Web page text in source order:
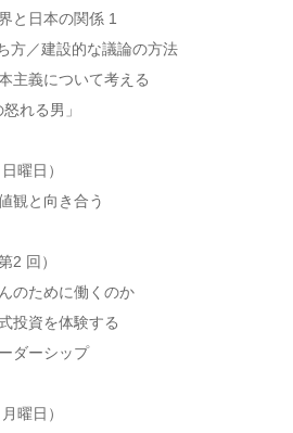
と日本の関係 1
方／建設的な議論の方法
主義について考える
れる男」
曜日）
観と向き合う
2 回）
のために働くのか
投資を体験する
ダーシップ
曜日）